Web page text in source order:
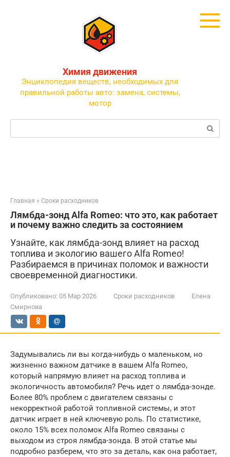
Химия движения
Энциклопедия веществ, необходимых для
правильной работы авто: замена, системы,
мотор
Поиск:
Главная » Сроки расходников
Лямбда-зонд Alfa Romeo: что это, как работает
и почему важно следить за состоянием
Узнайте, как лямбда-зонд влияет на расход
топлива и экологию вашего Alfa Romeo!
Разбираемся в причинах поломок и важности
своевременной диагностики.
Опубликовано: 05 Мар 2026 Сроки расходников
Елена
Смирнова
Задумывались ли вы когда-нибудь о маленьком, но
жизненно важном датчике в вашем Alfa Romeo,
который напрямую влияет на расход топлива и
экологичность автомобиля? Речь идет о лямбда-зонде.
Более 80% проблем с двигателем связаны с
некорректной работой топливной системы, и этот
датчик играет в ней ключевую роль. По статистике,
около 15% всех поломок Alfa Romeo связаны с
выходом из строя лямбда-зонда. В этой статье мы
подробно разберем, что это за деталь, как она работает,